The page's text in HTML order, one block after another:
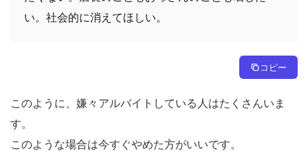
い。社会的に消えてほしい。
コピー
このように、嫌々アルバイトしている人はたくさんいま
す。
このような場合は今すぐやめた方がいいです。